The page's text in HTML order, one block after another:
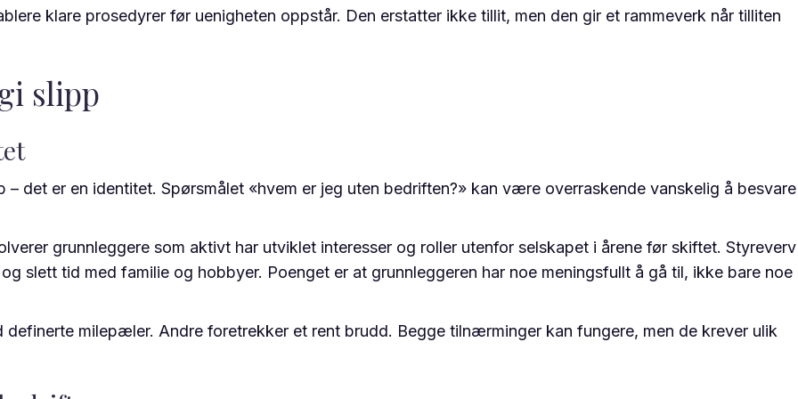
klare prosedyrer før uenigheten oppstår. Den erstatter ikke tillit, men den gir et rammeverk når tilliten
slipp
det er en identitet. Spørsmålet «hvem er jeg uten bedriften?» kan være overraskende vanskelig å besvare
grunnleggere som aktivt har utviklet interesser og roller utenfor selskapet i årene før skiftet. Styreverv
slett tid med familie og hobbyer. Poenget er at grunnleggeren har noe meningsfullt å gå til, ikke bare noe
milepæler. Andre foretrekker et rent brudd. Begge tilnærminger kan fungere, men de krever ulik